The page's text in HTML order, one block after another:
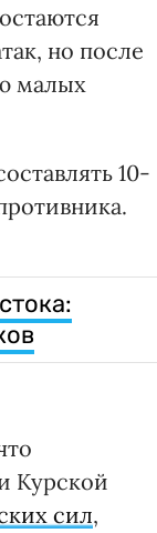
но после
малых
10-
Курской
сил,